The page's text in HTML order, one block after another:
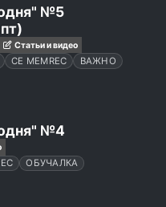
№5
Статьи и видео
CE MEMREC
ВАЖНО
№4
ОБУЧАЛКА